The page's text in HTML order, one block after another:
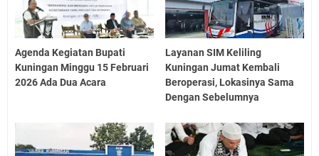
Agenda Kegiatan Bupati
Kuningan Minggu 15 Februari
2026 Ada Dua Acara
Layanan SIM Keliling
Kuningan Jumat Kembali
Beroperasi, Lokasinya Sama
Dengan Sebelumnya